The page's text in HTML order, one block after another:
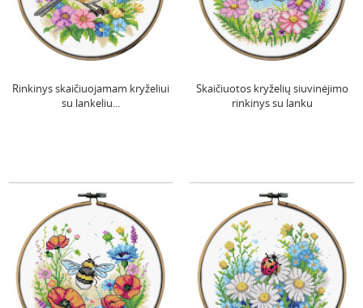
Rinkinys skaičiuojamam kryželiui
su lankeliu...
Skaičiuotos kryželių siuvinėjimo
rinkinys su lanku